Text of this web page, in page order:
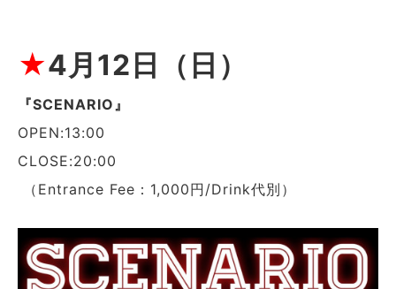
★4月12日（日）
『SCENARIO』
OPEN:13:00
CLOSE:20:00
（Entrance Fee：1,000円/Drink代別）